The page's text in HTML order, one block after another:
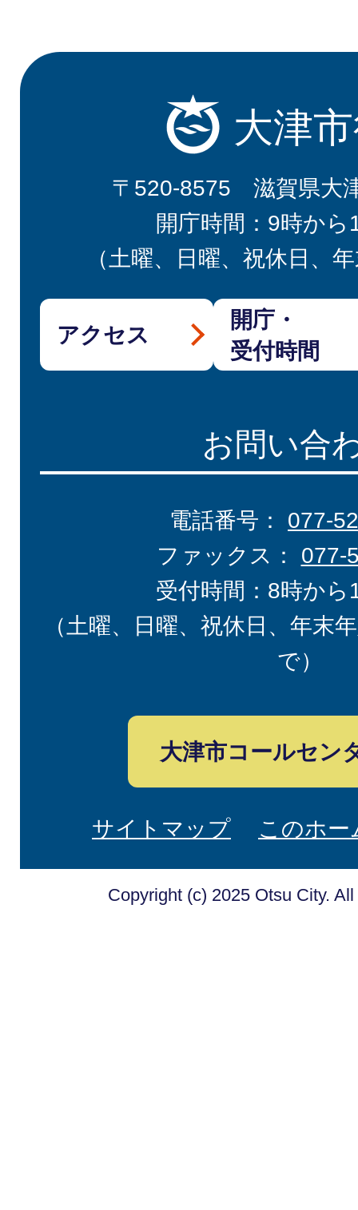
大津
〒520-8575 滋賀県大
開庁時間：9時から
（土曜、日曜、祝休日、
アクセス
開庁・
受付時間
お問い合
電話番号： 077-
ファックス： 077-
受付時間：8時から
（土曜、日曜、祝休日、年末
で）
大津市コールセン
サイトマップ このホ
Copyright (c) 2025 Otsu City.